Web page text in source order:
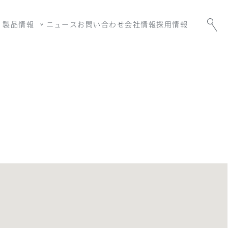
製品情報 ニュース お問い合わせ会社情報採用情報